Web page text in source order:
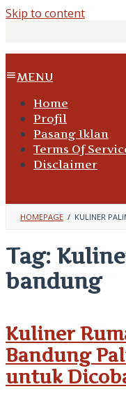
Skip to content
MENU
Home
Profil
Pasang Iklan
Terms Of
Disclaimer
HOMEPAGE / KULINER
Tag:
bandung
Kuliner
Bandung
untuk